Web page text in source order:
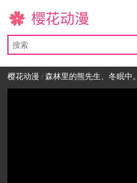
樱花动漫
樱花动漫 /森林里的熊先生、冬眠中。